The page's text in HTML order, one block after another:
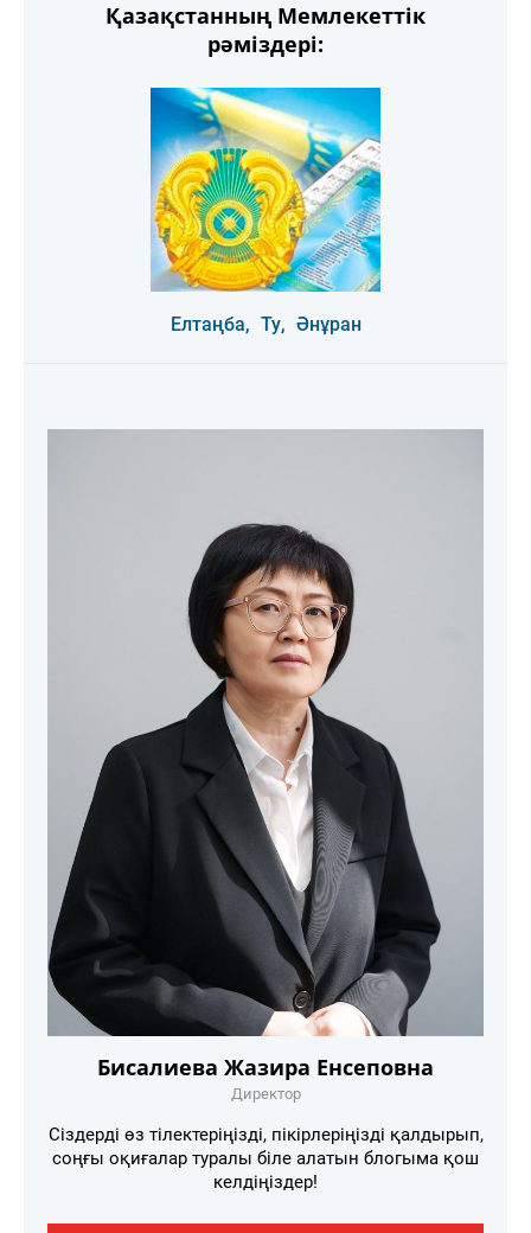
Қазақстанның Мемлекеттік
рәміздері:
Елтаңба, Ту, Әнұран
Бисалиева Жазира Енсеповна
Директор
Сіздерді өз тілектеріңізді, пікірлеріңізді қалдырып,
соңғы оқиғалар туралы біле алатын блогыма қош
келдіңіздер!